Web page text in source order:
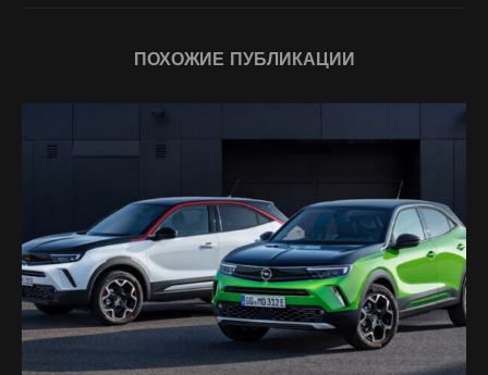
ПОХОЖИЕ ПУБЛИКАЦИИ